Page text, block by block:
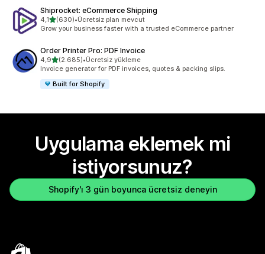
Shiprocket: eCommerce Shipping
4,15 yıldız üzerinden
(630)
toplam 630 değerlendirme
•Ücretsiz plan mevcut
Grow your business faster with a trusted eCommerce partner
Order Printer Pro: PDF Invoice
4,95 yıldız üzerinden
(2.685)
toplam 2685 değerlendirme
•Ücretsiz yükleme
Invoice generator for PDF invoices, quotes & packing slips.
Built for Shopify
Uygulama eklemek mi
istiyorsunuz?
Shopify'ı 3 gün boyunca ücretsiz deneyin